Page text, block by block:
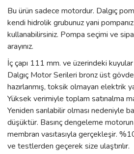
Bu ürün sadece motordur. Dalgıç
kendi hidrolik grubunuz yani
kullanabilirsiniz. Pompa seçimi ve
arayınız.
İç çapı 111 mm. ve üzerindeki
Dalgıç Motor Serileri bronz üst
hazırlanmış, toksik olmayan elektrik
Yüksek verimiyle toplam satınalma
Yeniden sarılabilir olması nedeniyle
düşüktür. Basınç dengeleme
membran vasıtasıyla gerçekleşir.
ve testlerden geçerek size ulaştırılır.